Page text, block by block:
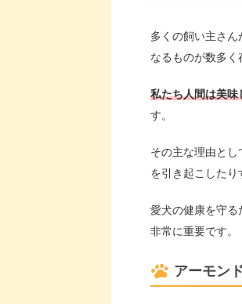
多くの飼い主さ
なるものが数多く
私たち人間は美
す。
その主な理由と
を引き起こしたり
愛犬の健康を守
非常に重要です。
アーモン